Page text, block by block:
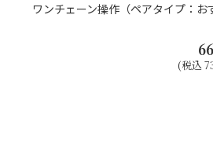
ワンチェーン操作（ペアタイプ：お
(税込